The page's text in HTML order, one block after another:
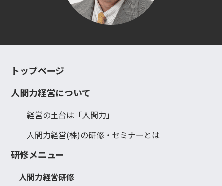
トップページ
人間力経営について
経営の土台は「人間力」
人間力経営(株)の研修・セミナーとは
研修メニュー
人間力経営研修